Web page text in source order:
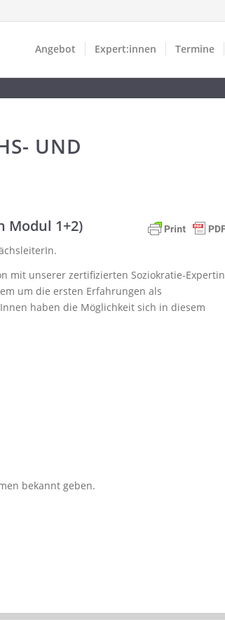
Angebot Expert:innen Termine
UND
Modul 1+2)
mit unserer zertifizierten Soziokratie-Expertin
um die ersten Erfahrungen als
haben die Möglichkeit sich in diesem
bekannt geben.